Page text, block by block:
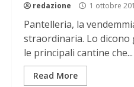
redazione 1 ottobre
Pantelleria, la
straordinaria. Lo dicono
le principali cantine che...
Read More